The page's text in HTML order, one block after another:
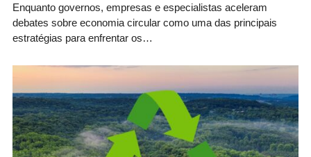
Enquanto governos, empresas e especialistas aceleram
debates sobre economia circular como uma das principais
estratégias para enfrentar os…